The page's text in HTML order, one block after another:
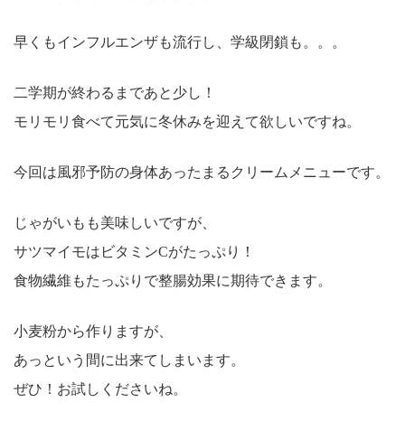
早くもインフルエンザも流行し、学級閉鎖も。。。
二学期が終わるまであと少し！
モリモリ食べて元気に冬休みを迎えて欲しいですね。
今回は風邪予防の身体あったまるクリームメニューです。
じゃがいもも美味しいですが、
サツマイモはビタミンCがたっぷり！
食物繊維もたっぷりで整腸効果に期待できます。
小麦粉から作りますが、
あっという間に出来てしまいます。
ぜひ！お試しくださいね。